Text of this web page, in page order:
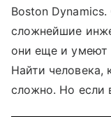
Boston
сложнейшие
они еще и умеют
Найти человека,
сложно. Но если